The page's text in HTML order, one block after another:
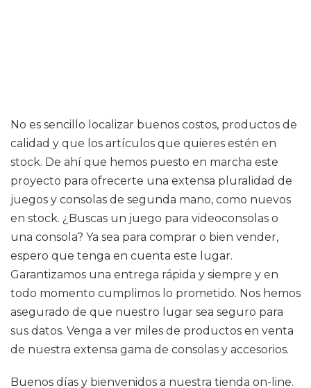
No es sencillo localizar buenos costos, productos de
calidad y que los artículos que quieres estén en
stock. De ahí que hemos puesto en marcha este
proyecto para ofrecerte una extensa pluralidad de
juegos y consolas de segunda mano, como nuevos
en stock. ¿Buscas un juego para videoconsolas o
una consola? Ya sea para comprar o bien vender,
espero que tenga en cuenta este lugar.
Garantizamos una entrega rápida y siempre y en
todo momento cumplimos lo prometido. Nos hemos
asegurado de que nuestro lugar sea seguro para
sus datos. Venga a ver miles de productos en venta
de nuestra extensa gama de consolas y accesorios.
Buenos días y bienvenidos a nuestra tienda on-line.